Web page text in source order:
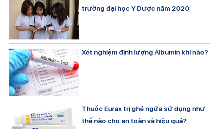
trường đại học Y Dược năm 2020
Xét nghiệm định lượng Albumin khi nào?
Thuốc Eurax trị ghẻ ngứa sử dụng như
thế nào cho an toàn và hiệu quả?